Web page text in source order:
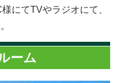
にてTVやラジオにて、
ーム